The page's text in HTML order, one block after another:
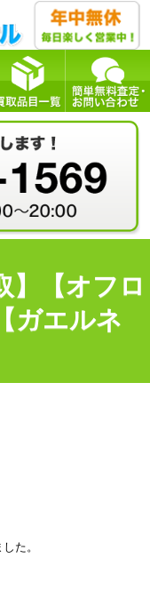
】【オフロ
ガエルネ
た。